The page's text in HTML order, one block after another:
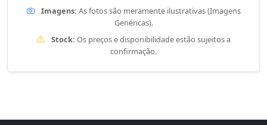
Imagens: As fotos são meramente ilustrativas (Imagens
Genéricas).
Stock: Os preços e disponibilidade estão sujeitos a
confirmação.